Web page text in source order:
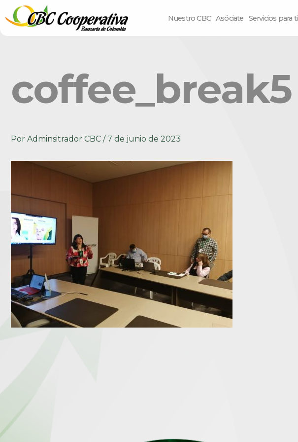
Nuestro CBC Asóciate Servicios para ti
coffee_break5
Por Adminsitrador CBC / 7 de junio de 2023